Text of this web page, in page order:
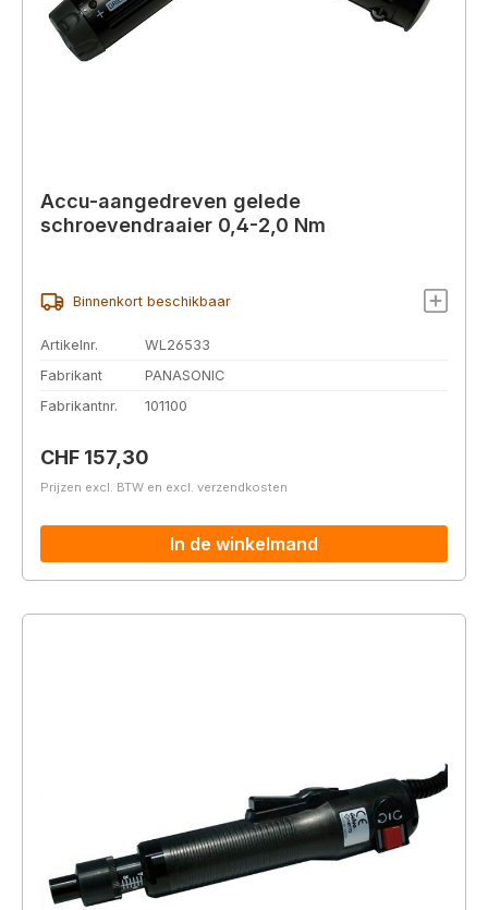
Accu-aangedreven gelede
schroevendraaier 0,4-2,0 Nm
Binnenkort beschikbaar
Artikelnr.
WL26533
Fabrikant
PANASONIC
Fabrikantnr.
101100
Normale prijs:
CHF 157,30
Prijzen excl. BTW en excl. verzendkosten
In de winkelmand